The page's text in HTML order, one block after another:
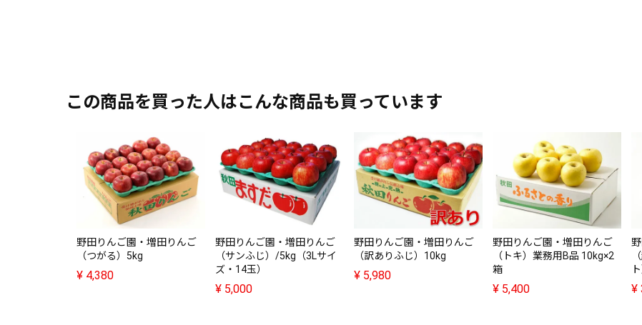
この商品を買った人はこんな商品も買っています
野田りんご園・増田りんご
（つがる）5kg
¥ 4,380
野田りんご園・増田りんご
（サンふじ）/5kg（3Lサイ
ズ・14玉）
¥ 5,000
野田りんご園・増田りんご
（訳ありふじ）10kg
¥ 5,980
野田りんご園・増田りんご
（トキ）業務用B品 10kg×2
箱
¥ 5,400 ¥